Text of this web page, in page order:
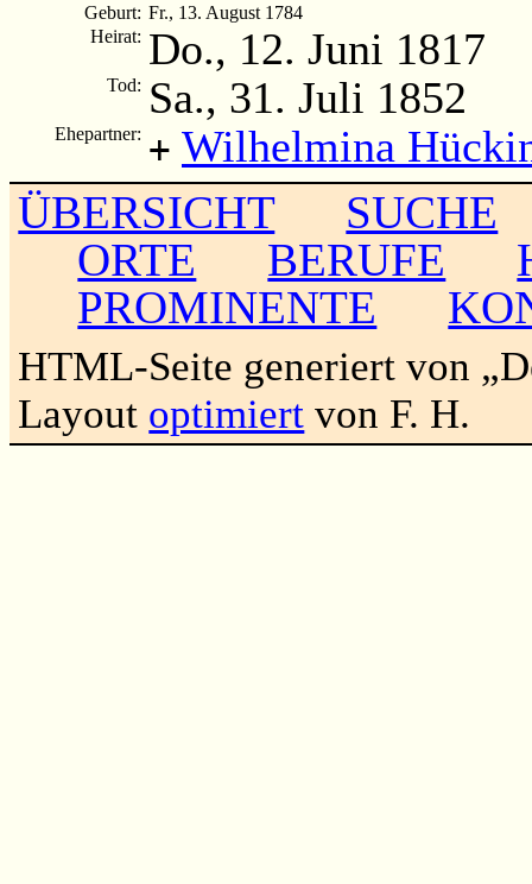
Geburt: Fr., 13. August 1784
Heirat: Do., 12. Juni 1817
Tod: Sa., 31. Juli 1852
Ehepartner: + Wilhelmina
ÜBERSICHT
SUCHE
ORTE
BERUFE
PROMINENTE
HTML-Seite generiert von
Layout optimiert von F. H.